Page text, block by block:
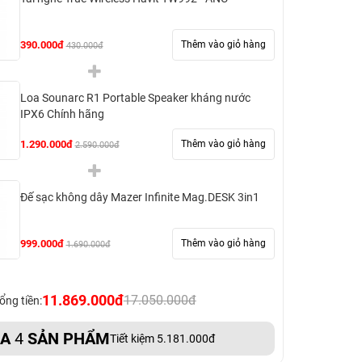
390.000đ 430.000đ Thêm vào giỏ hàng
Loa Sounarc R1 Portable Speaker kháng nước
IPX6 Chính hãng
1.290.000đ 2.590.000đ Thêm vào giỏ hàng
Đế sạc không dây Mazer Infinite Mag.DESK 3in1
999.000đ 1.690.000đ Thêm vào giỏ hàng
tiền:11.869.000đ17.050.000đ
4SẢN PHẨMTiết kiệm 5.181.000đ